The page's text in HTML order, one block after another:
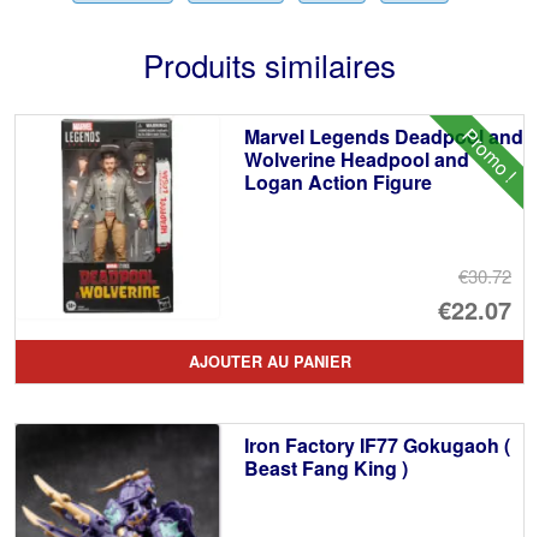
Produits similaires
Promo !
Marvel Legends Deadpool and
Wolverine Headpool and
Logan Action Figure
€30.72
Le
€22.07
Le
AJOUTER AU PANIER
Iron Factory IF77 Gokugaoh (
Beast Fang King )